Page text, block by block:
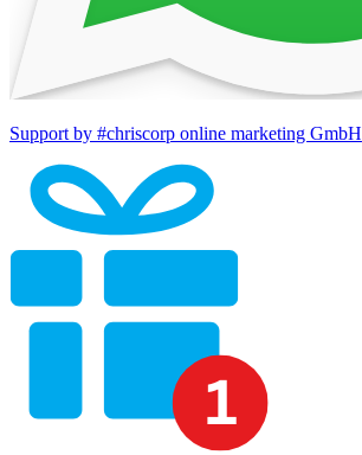
Support by #chriscorp online marketing GmbH